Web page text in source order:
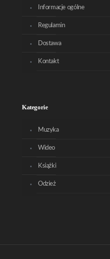
Informacje ogólne
Regulamin
Dostawa
Kontakt
Kategorie
Muzyka
Wideo
Książki
Odzież